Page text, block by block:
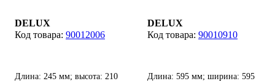
DELUX
90012006
Длина: 245 мм; высота: 210
DELUX
90010910
Длина: 595 мм; ширина: 595